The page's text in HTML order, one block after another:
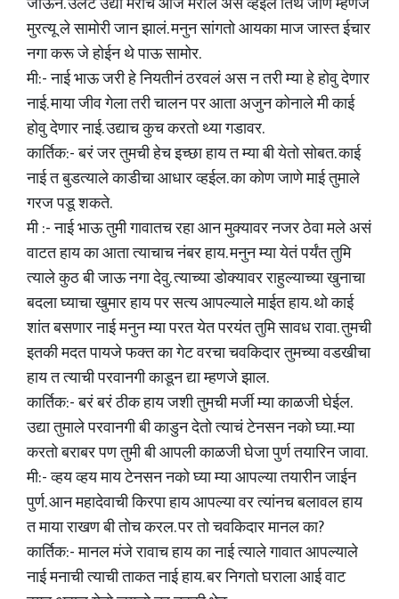
मुरत्यू ले सामोरी जान झालं. मनुन सांगतो आयका माज जास्त ईचार
नगा करू जे होईन थे पाऊ सामोर.
मी:- नाई भाऊ जरी हे नियतीनं ठरवलं अस न तरी म्या हे होवु देणार
नाई. माया जीव गेला तरी चालन पर आता अजुन कोनाले मी काई
होवु देणार नाई. उद्याच कुच करतो थ्या गडावर.
कार्तिक:- बरं जर तुमची हेच इच्छा हाय त म्या बी येतो सोबत. काई
नाई त बुडत्याले काडीचा आधार व्हईल. का कोण जाणे माई तुमाले
गरज पडू शकते.
मी :- नाई भाऊ तुमी गावातच रहा आन मुक्यावर नजर ठेवा मले असं
वाटत हाय का आता त्याचाच नंबर हाय. मनुन म्या येतं पर्यंत तुमि
त्याले कुठ बी जाऊ नगा देवु. त्याच्या डोक्यावर राहुल्याच्या खुनाचा
बदला घ्याचा खुमार हाय पर सत्य आपल्याले माईत हाय. थो काई
शांत बसणार नाई मनुन म्या परत येत परयंत तुमि सावध रावा. तुमची
इतकी मदत पायजे फक्त का गेट वरचा चवकिदार तुमच्या वडखीचा
हाय त त्याची परवानगी काडून द्या म्हणजे झाल.
कार्तिक:- बरं बरं ठीक हाय जशी तुमची मर्जी म्या काळजी घेईल.
उद्या तुमाले परवानगी बी काडुन देतो त्याचं टेनसन नको घ्या. म्या
करतो बराबर पण तुमी बी आपली काळजी घेजा पुर्ण तयारिन जावा.
मी:- व्हय व्हय माय टेनसन नको घ्या म्या आपल्या तयारीन जाईन
पुर्ण. आन महादेवाची किरपा हाय आपल्या वर त्यांनच बलावल हाय
त माया राखण बी तोच करल. पर तो चवकिदार मानल का?
कार्तिक:- मानल मंजे रावाच हाय का नाई त्याले गावात आपल्याले
नाई मनाची त्याची ताकत नाई हाय. बर निगतो घराला आई वाट